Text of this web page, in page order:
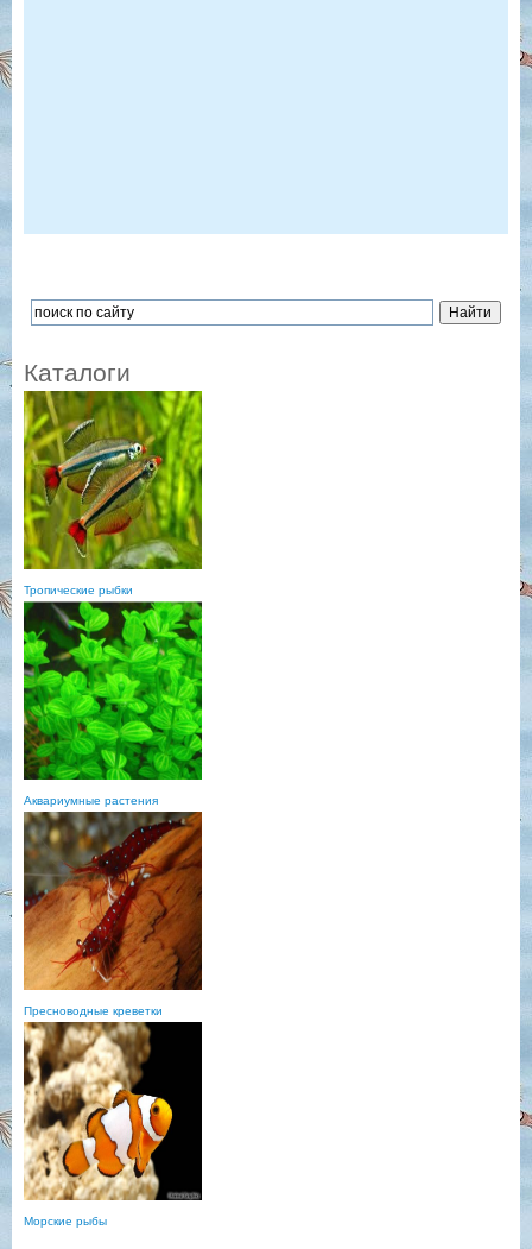
Каталоги
Тропические рыбки
Аквариумные растения
Пресноводные креветки
Морские рыбы